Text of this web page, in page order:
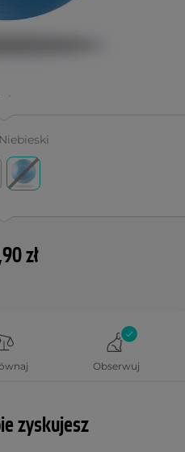
Niebieski
zł
Obserwuj
zyskujesz